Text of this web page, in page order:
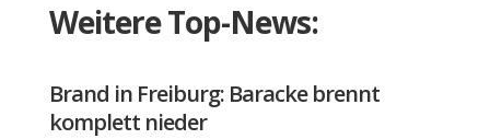
Weitere Top-News:
Brand in Freiburg: Baracke brennt
komplett nieder